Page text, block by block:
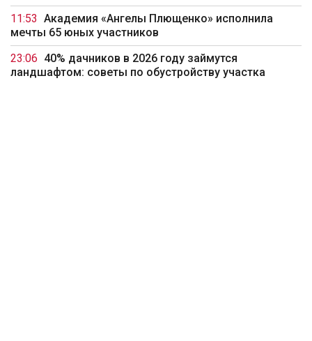
11:53 Академия «Ангелы Плющенко» исполнила
мечты 65 юных участников
23:06 40% дачников в 2026 году займутся
ландшафтом: советы по обустройству участка